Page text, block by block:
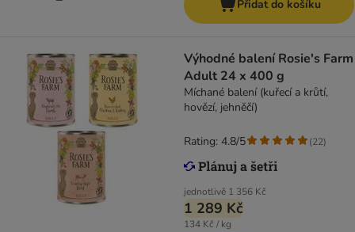
Přidat do košíku
Výhodné balení Rosie's Farm
Adult 24 x 400 g
Míchané balení (kuřecí a krůtí,
hovězí, jehněčí)
jednotlivě 1 356 Kč
1 289 Kč
134 Kč / kg
Rating: 4.8/5 (22)